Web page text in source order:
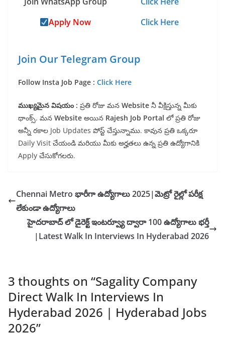
Apply Now
Click Here
Join Our Telegram Group
Follow Insta Job Page : Click Here
ముఖ్యమైన విషయం : ప్రతి రోజు మన Website నీ వీక్షిస్తున్న మీకు
థాంక్స్. మన Website అయిన Rajesh Job Portal లో ప్రతి రోజు
అన్నీ రకాల Job Updates పోస్ట్ చేస్తున్నాము. కావున ప్రతి ఒక్కరూ
Daily Visit చేయండి మరియు మీకు అర్హతలు ఉన్న ప్రతి ఉద్యోగానికి
Apply చేసుకోగలరు.
Chennai Metro భారీగా ఉద్యోగాలు 2025|మెట్రో రైల్లో పరీక్ష
లేకుండా ఉద్యోగాలు
హైదరాబాద్ లో డైరెక్ట్ ఇంటర్వ్యూ ద్వారా 100 ఉద్యోగాలు భర్తీ
|Latest Walk In Interviews In Hyderabad 2026
3 thoughts on “Sagality Company
Direct Walk In Interviews In
Hyderabad 2026 | Hyderabad Jobs
2026”